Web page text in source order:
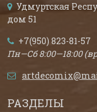
Удмуртская
дом 51
+7(950) 823-81-57
Пн—Сб 8:00—18:00
РАЗДЕЛЫ